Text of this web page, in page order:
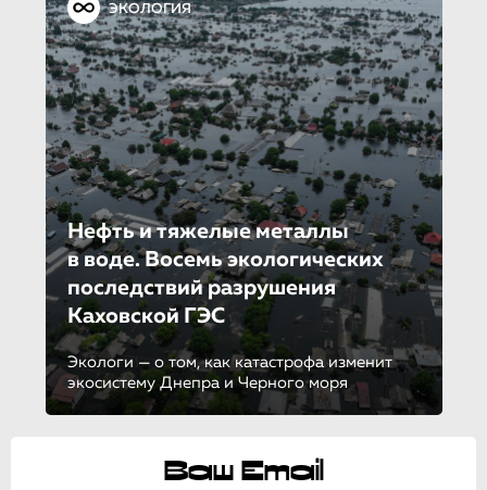
ЭКОЛОГИЯ
Нефть и тяжелые металлы
в воде. Восемь экологических
последствий разрушения
Каховской ГЭС
Экологи — о том, как катастрофа изменит
экосистему Днепра и Черного моря
Ваш Email